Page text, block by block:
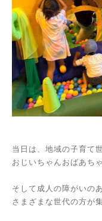
当日は、地域の子育て
おじいちゃんおばあち
そして成人の障がいの
さまざまな世代の方が